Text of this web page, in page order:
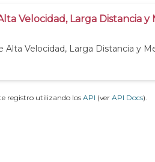
Velocidad, Larga Distancia y
Alta Velocidad, Larga Distancia y
registro utilizando losAPI (ver API Docs).